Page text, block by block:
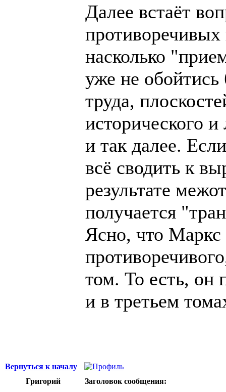
Далее встаёт
насколько
уже не обойтись
труда,
исторического и
и так далее.
всё сводить к
результате
получается
Ясно, что Маркс
том. То есть, он
и в третьем
Вернуться к началу
Григорий
Заголовок сообщения: